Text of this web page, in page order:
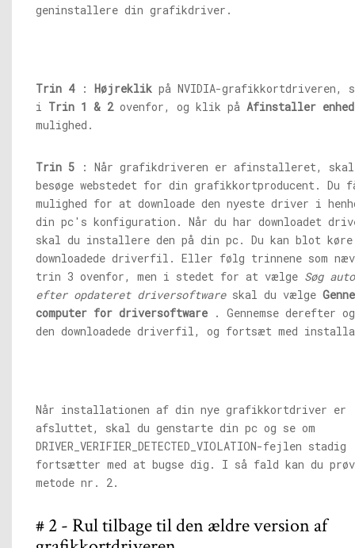
geninstallere din grafikdriver.
Trin 4: Højreklik på NVIDIA-grafikkortdriveren,
i Trin 1 & 2ovenfor, og klik på Afinstaller enhed
mulighed.
Trin 5 : Når grafikdriveren er afinstalleret, skal
besøge webstedet for din grafikkortproducent. Du
mulighed for at downloade den nyeste driver i
din pc's konfiguration. Når du har downloadet
skal du installere den på din pc. Du kan blot køre
downloadede driverfil. Eller følg trinnene som
trin 3 ovenfor, men i stedet for at vælge Søg
efter opdateret driversoftwareskal du vælge
computer for driversoftware . Gennemse derefter
den downloadede driverfil, og fortsæt med
Når installationen af ​​din nye grafikkortdriver er
afsluttet, skal du genstarte din pc og se om
DRIVER_VERIFIER_DETECTED_VIOLATION-fejlen stadig
fortsætter med at bugse dig. I så fald kan du
metode nr. 2.
# 2 - Rul tilbage til den ældre version af